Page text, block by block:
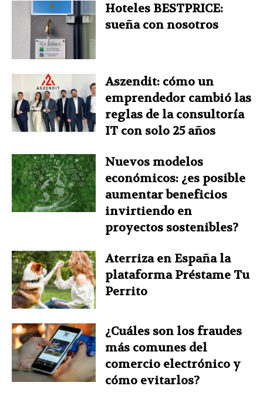
Hoteles BESTPRICE:
sueña con nosotros
Aszendit: cómo un
emprendedor cambió las
reglas de la consultoría
IT con solo 25 años
Nuevos modelos
económicos: ¿es posible
aumentar beneficios
invirtiendo en
proyectos sostenibles?
Aterriza en España la
plataforma Préstame Tu
Perrito
¿Cuáles son los fraudes
más comunes del
comercio electrónico y
cómo evitarlos?